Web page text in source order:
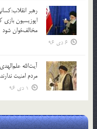
رهبر
اپوزیسیون
مخالف‌خوان شود
6 دی 96
آیت‌الله
مردم امنیت
1 دی 96